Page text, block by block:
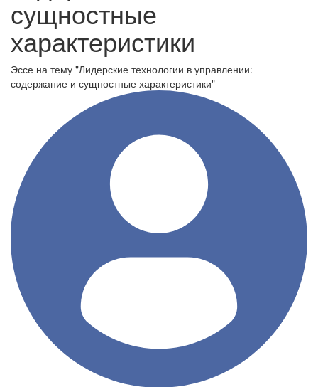
сущностные
характеристики
Эссе на тему "Лидерские технологии в управлении:
содержание и сущностные характеристики"